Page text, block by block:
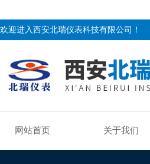
欢迎进入西安北瑞仪表科技有限公司！
网站首页 关于我们